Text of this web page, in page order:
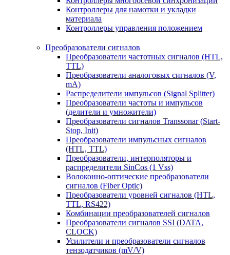
Контроллеры для намотки и укладки
материала
Контроллеры управления положением
Преобразователи сигналов
Преобразователи частотных сигналов (HTL,
TTL)
Преобразователи аналоговых сигналов (V,
mA)
Распределители импульсов (Signal Splitter)
Преобразователи частоты и импульсов
(делители и умножители)
Преобразователи сигналов Transsonar (Start-
Stop, Init)
Преобразователи импульсных сигналов
(HTL, TTL)
Преобразователи, интерполяторы и
распределители SinCos (1 Vss)
Волоконно-оптические преобразователи
сигналов (Fiber Optic)
Преобразователи уровней сигналов (HTL,
TTL, RS422)
Комбинации преобразователей сигналов
Преобразователи сигналов SSI (DATA,
CLOCK)
Усилители и преобразователи сигналов
тензодатчиков (mV/V)